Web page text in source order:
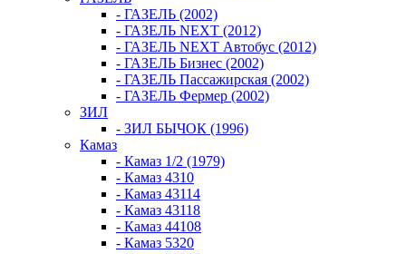
- ГАЗЕЛЬ (2002)
- ГАЗЕЛЬ NEXT (2012)
- ГАЗЕЛЬ NEXT Автобус (2012)
- ГАЗЕЛЬ Бизнес (2002)
- ГАЗЕЛЬ Пассажирская (2002)
- ГАЗЕЛЬ Фермер (2002)
ЗИЛ
- ЗИЛ БЫЧОК (1996)
Камаз
- Камаз 1/2 (1979)
- Камаз 4310
- Камаз 43114
- Камаз 43118
- Камаз 44108
- Камаз 5320